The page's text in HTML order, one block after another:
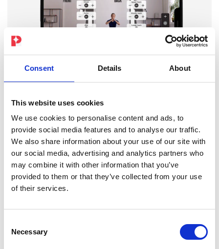
Consent Details About
This website uses cookies
We use cookies to personalise content and ads, to
provide social media features and to analyse our traffic.
We also share information about your use of our site with
our social media, advertising and analytics partners who
may combine it with other information that you’ve
provided to them or that they’ve collected from your use
of their services.
Selection
Necessary
KLAR TIL AT MÆRKE POWEREN?
PEPPER App
Abonnement
Få ditPEPPERabonnement direkte her i
shoppen og spar
køb via app store – eller20 %, når du
bestiller det sammen med din dragt-pakke.